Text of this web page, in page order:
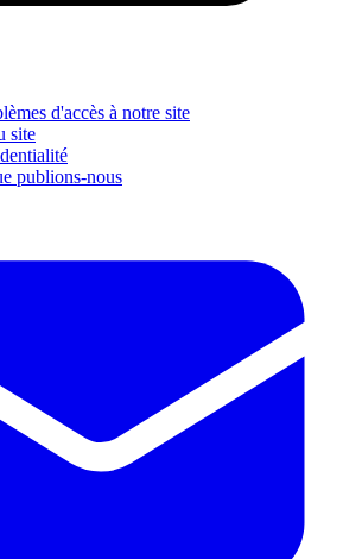
d'accès à notre site
site
publions-nous